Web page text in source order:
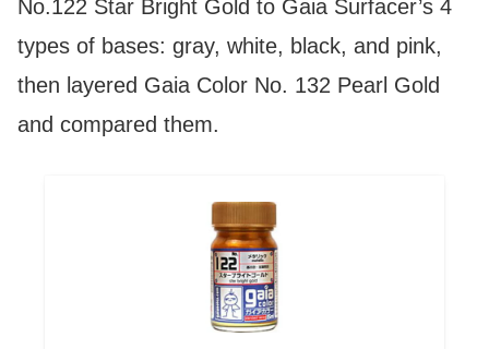
No.122 Star Bright Gold to Gaia Surfacer’s 4
types of bases: gray, white, black, and pink,
then layered Gaia Color No. 132 Pearl Gold
and compared them.